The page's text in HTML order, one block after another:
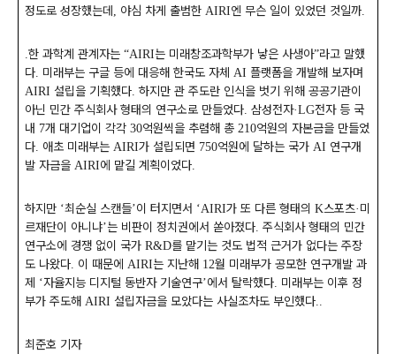
정도로 성장했는데 , 야심 차게 출범한 AIRI엔 무슨 일이 있었던 것일까.
.한 과학계 관계자는 “AIRI는 미래창조과학부가 낳은 사생아”라고 말했
다. 미래부는 구글 등에 대응해 한국도 자체 AI 플랫폼을 개발해 보자며
AIRI 설립을 기획했다.하지만 관 주도란 인식을 벗기 위해 공공기관이
아닌 민간 주식회사 형태의 연구소로 만들었다. 삼성전자·LG전자 등 국
내 7개 대기업이 각각 30억원씩을 추렴해 총 210억원의 자본금을 만들었
다. 애초 미래부는 AIRI가 설립되면 750억원에 달하는 국가 AI 연구개
발 자금을 AIRI에 맡길 계획이었다.
하지만 ‘최순실 스캔들’이 터지면서 ‘AIRI가 또 다른 형태의 K스포츠· 미
르재단이 아니냐’는 비판이 정치권에서 쏟아졌다. 주식회사 형태의 민간
연구소에 경쟁 없이 국가 R&D를 맡기는 것도 법적 근거가 없다는 주장
도 나왔다. 이 때문에 AIRI는 지난해 12월 미래부가 공모한 연구개발 과
제 ‘자율지능 디지털 동반자 기술연구’에서 탈락했다. 미래부는 이후 정
부가 주도해 AIRI 설립자금을 모았다는 사실조차도 부인했다..
최준호 기자